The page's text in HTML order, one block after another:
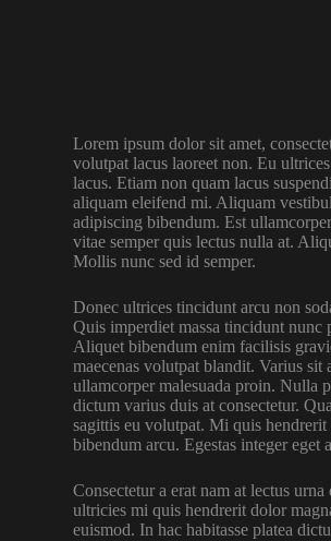
Lorem ipsum dolor sit amet,
volutpat lacus laoreet non. Eu
lacus. Etiam non quam lacus
aliquam eleifend mi. Aliquam
adipiscing bibendum. Est
vitae semper quis lectus nulla at.
Mollis nunc sed id semper.
Donec ultrices tincidunt arcu non
Quis imperdiet massa tincidunt nunc
Aliquet bibendum enim facilisis
maecenas volutpat blandit. Varius
ullamcorper malesuada proin. Nulla
dictum varius duis at consectetur.
sagittis eu volutpat. Mi quis
bibendum arcu. Egestas integer eget
Consectetur a erat nam at lectus
ultricies mi quis hendrerit dolor
euismod. In hac habitasse platea